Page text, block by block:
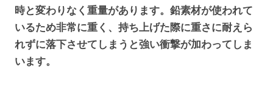
時と変わりなく重量があります。鉛素材が使われて
いるため非常に重く、持ち上げた際に重さに耐えら
れずに落下させてしまうと強い衝撃が加わってしま
います。